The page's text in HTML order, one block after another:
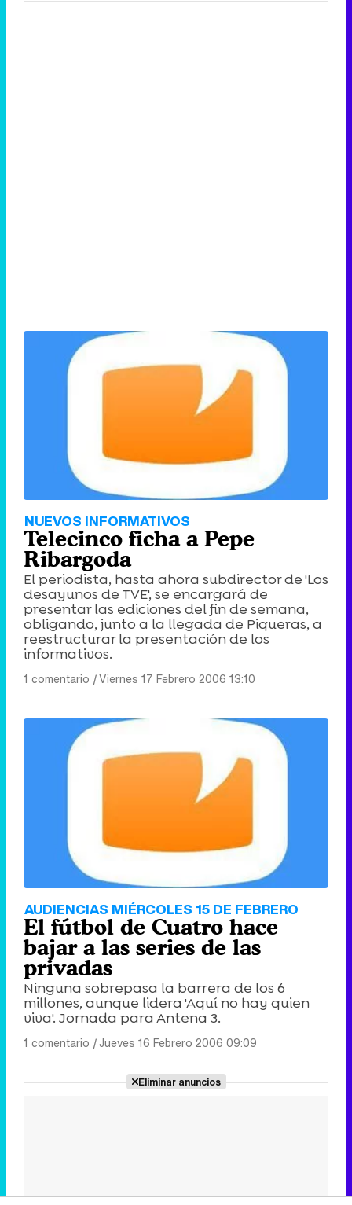
NUEVOS INFORMATIVOS
Telecinco ficha a Pepe
Ribargoda
El periodista, hasta ahora subdirector de 'Los
desayunos de TVE', se encargará de
presentar las ediciones del fin de semana,
obligando, junto a la llegada de Piqueras, a
reestructurar la presentación de los
informativos.
1 comentario |Viernes 17 Febrero 2006 13:10
AUDIENCIAS MIÉRCOLES 15 DE FEBRERO
El fútbol de Cuatro hace
bajar a las series de las
privadas
Ninguna sobrepasa la barrera de los 6
millones, aunque lidera 'Aquí no hay quien
viva'. Jornada para Antena 3.
1 comentario |Jueves 16 Febrero 2006 09:09
Eliminar anuncios